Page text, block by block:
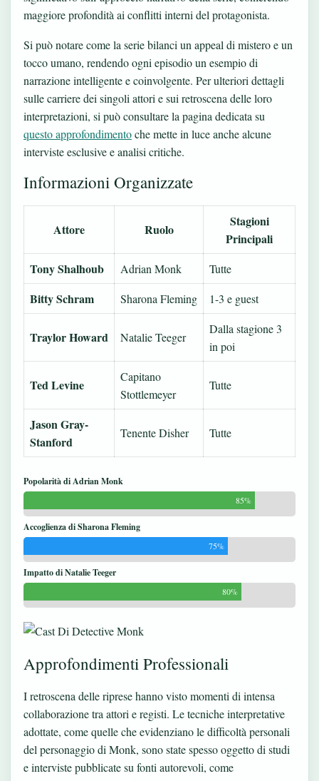
maggiore profondità ai conflitti interni del protagonista.
Si può notare come la serie bilanci un appeal di mistero e un
tocco umano, rendendo ogni episodio un esempio di
narrazione intelligente e coinvolgente. Per ulteriori dettagli
sulle carriere dei singoli attori e sui retroscena delle loro
interpretazioni, si può consultare la pagina dedicata su
questo approfondimentoche mette in luce anche alcune
interviste esclusive e analisi critiche.
Informazioni Organizzate
Attore Ruolo
Stagioni
Principali
Tony Shalhoub
Adrian Monk Tutte
Bitty Schram Sharona Fleming 1-3 e guest
Traylor Howard Natalie Teeger
Dalla stagione 3
in poi
Ted Levine
Capitano
Stottlemeyer
Tutte
Jason Gray-
Stanford
Tenente Disher Tutte
Popolarità di Adrian Monk
85%
Accoglienza di Sharona Fleming
75%
Impatto di Natalie Teeger
80%
Approfondimenti Professionali
I retroscena delle riprese hanno visto momenti di intensa
collaborazione tra attori e registi. Le tecniche interpretative
adottate, come quelle che evidenziano le difficoltà personali
del personaggio di Monk, sono state spesso oggetto di studi
e interviste pubblicate su fonti autorevoli, come